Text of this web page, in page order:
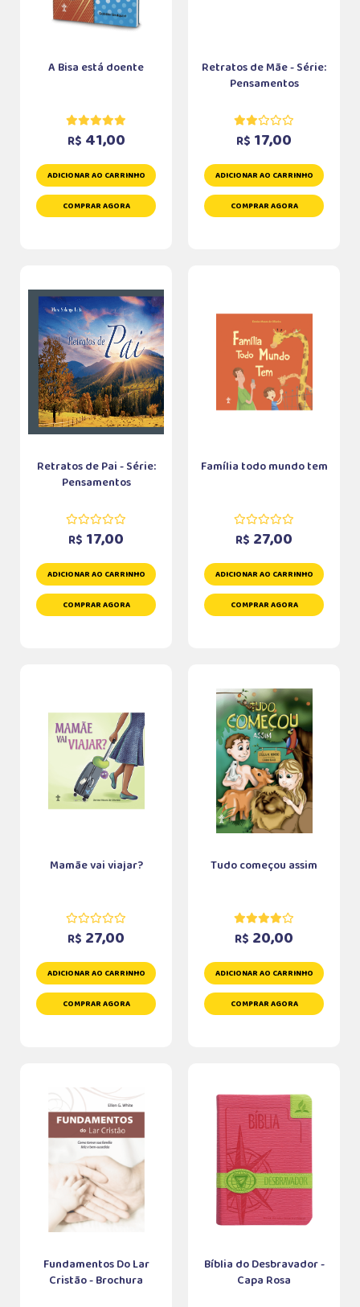
A Bisa está doente
R$ 41,00
ADICIONAR AO CARRINHO
COMPRAR AGORA
Retratos de Mãe - Série:
Pensamentos
R$ 17,00
ADICIONAR AO CARRINHO
COMPRAR AGORA
Retratos de Pai - Série:
Pensamentos
R$ 17,00
ADICIONAR AO CARRINHO
COMPRAR AGORA
Família todo mundo tem
R$ 27,00
ADICIONAR AO CARRINHO
COMPRAR AGORA
Mamãe vai viajar?
R$ 27,00
ADICIONAR AO CARRINHO
COMPRAR AGORA
Tudo começou assim
R$ 20,00
ADICIONAR AO CARRINHO
COMPRAR AGORA
Fundamentos Do Lar
Cristão - Brochura
Bíblia do Desbravador -
Capa Rosa